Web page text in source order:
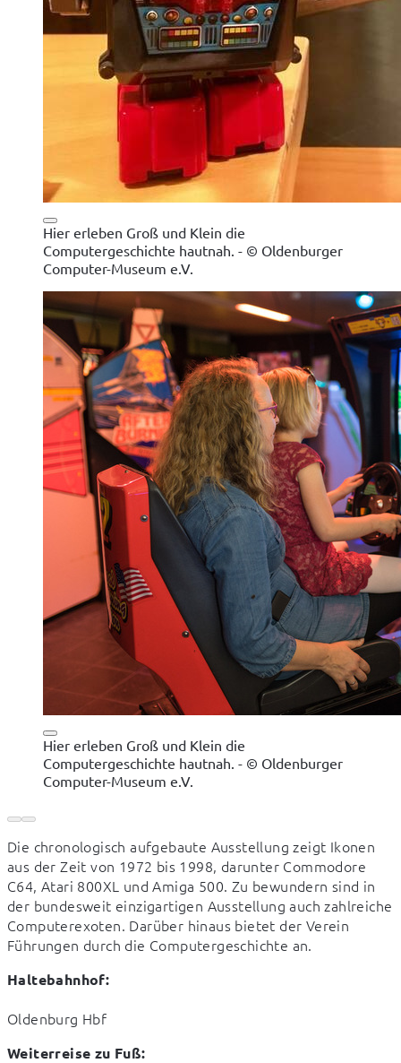
Hier erleben Groß und Klein die
Computergeschichte hautnah. - © Oldenburger
Computer-Museum e.V.
Hier erleben Groß und Klein die
Computergeschichte hautnah. - © Oldenburger
Computer-Museum e.V.
Die chronologisch aufgebaute Ausstellung zeigt Ikonen
aus der Zeit von 1972 bis 1998, darunter Commodore
C64, Atari 800XL und Amiga 500. Zu bewundern sind in
der bundesweit einzigartigen Ausstellung auch zahlreiche
Computerexoten. Darüber hinaus bietet der Verein
Führungen durch die Computergeschichte an.
Haltebahnhof:
Oldenburg Hbf
Weiterreise zu Fuß: